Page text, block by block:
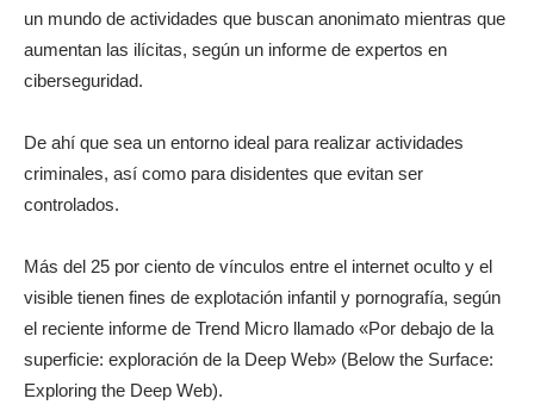
un mundo de actividades que buscan anonimato mientras que
aumentan las ilícitas, según un informe de expertos en
ciberseguridad.
De ahí que sea un entorno ideal para realizar actividades
criminales, así como para disidentes que evitan ser
controlados.
Más del 25 por ciento de vínculos entre el internet oculto y el
visible tienen fines de explotación infantil y pornografía, según
el reciente informe de Trend Micro llamado «Por debajo de la
superficie: exploración de la Deep Web» (Below the Surface:
Exploring the Deep Web).